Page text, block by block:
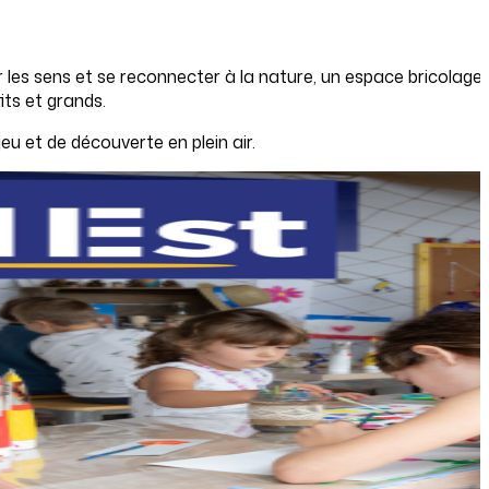
sens et se reconnecter à la nature, un espace
et grands.
et de découverte en plein air.